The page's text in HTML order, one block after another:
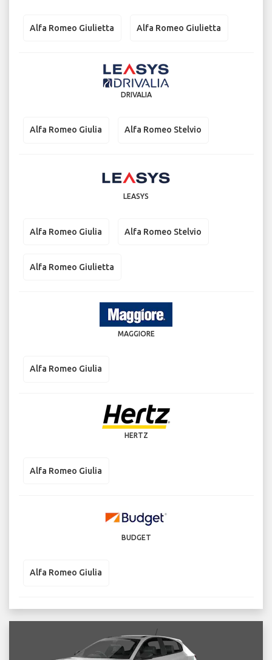
Alfa Romeo Giulietta Alfa Romeo Giulietta
DRIVALIA
Alfa Romeo Giulia Alfa Romeo Stelvio
LEASYS
Alfa Romeo Giulia Alfa Romeo Stelvio
Alfa Romeo Giulietta
MAGGIORE
Alfa Romeo Giulia
HERTZ
Alfa Romeo Giulia
BUDGET
Alfa Romeo Giulia